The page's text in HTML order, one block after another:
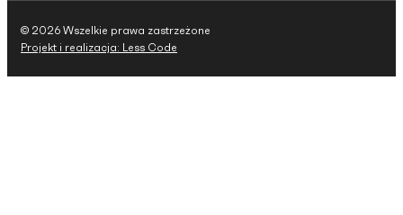
© 2026 Wszelkie prawa zastrzeżone
Projekt i realizacja: Less Code